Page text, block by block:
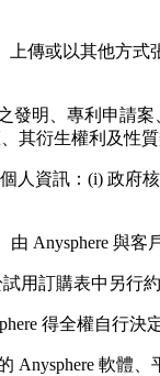
上傳或以其他方
發明、專利申請
其衍生權利及性質
人資訊：(i) 政府
由 Anysphere 與
用訂購表中另行
得全權自行
Anysphere 軟體